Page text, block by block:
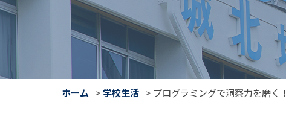
ホーム > 学校生活 > プログラミングで洞察力を磨く！